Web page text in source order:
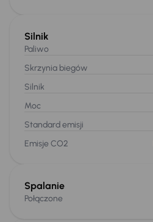
Silnik
Paliwo
Skrzynia biegów
Silnik
Moc
Standard emisji
Emisje CO2
Spalanie
Połączone